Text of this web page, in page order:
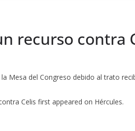
recurso contra
Mesa del Congreso debido al trato
Celis first appeared on Hércules.